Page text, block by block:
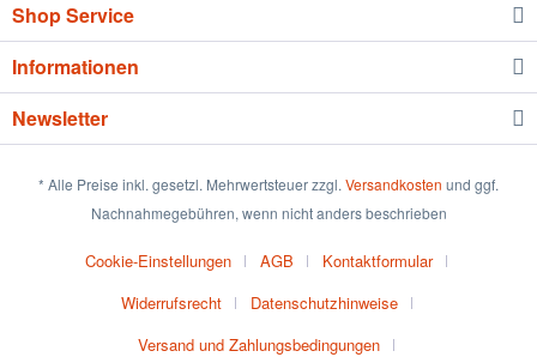
Shop Service
Informationen
Newsletter
* Alle Preise inkl. gesetzl. Mehrwertsteuer zzgl. Versandkosten und ggf.
Nachnahmegebühren, wenn nicht anders beschrieben
Cookie-Einstellungen AGB
Kontaktformular
Widerrufsrecht
Datenschutzhinweise
Versand und Zahlungsbedingungen